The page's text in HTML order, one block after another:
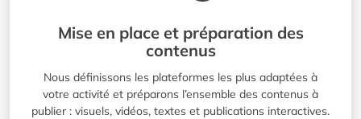
Mise en place et préparation des
contenus
Nous définissons les plateformes les plus adaptées à
votre activité et préparons l’ensemble des contenus à
publier : visuels, vidéos, textes et publications interactives.